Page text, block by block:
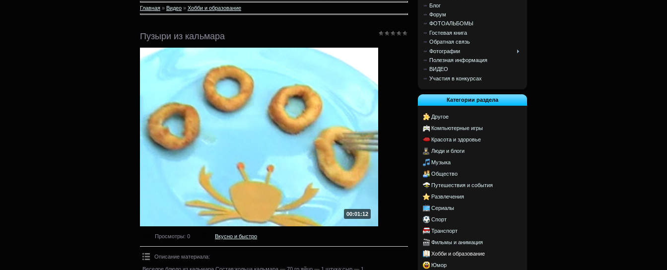
Главная » Видео » Хобби и образование
Пузыри из кальмара
00:01:12
Просмотры: 0 Вкусно и быстро
Описание материала:
Веселое блюдо из кальмара.Состав:кольца кальмара — 70 гр яйцо — 1 штука;сыр — 1
Блог
Форум
ФОТОАЛЬБОМЫ
Гостевая книга
Обратная связь
Фотографии
Полезная информация
ВИДЕО
Участия в конкурсах
Категории раздела
Другое
Компьютерные игры
Красота и здоровье
Люди и блоги
Музыка
Общество
Путешествия и события
Развлечения
Сериалы
Спорт
Транспорт
Фильмы и анимация
Хобби и образование
Юмор